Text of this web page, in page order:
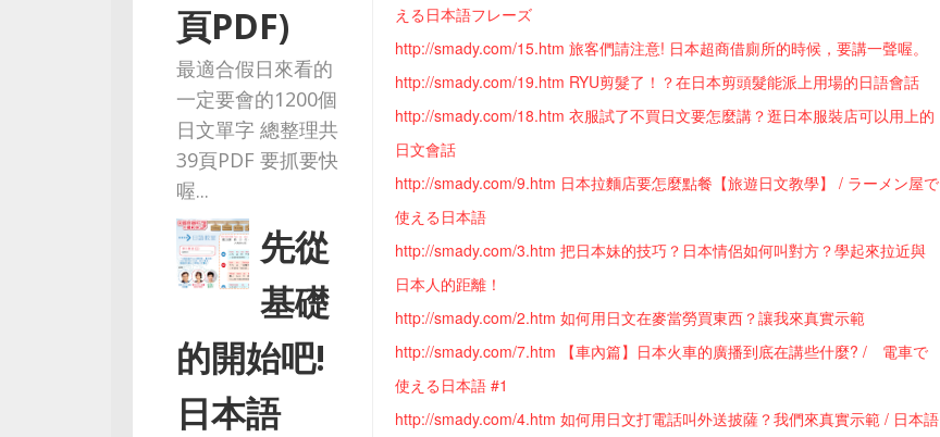
頁PDF)
最適合假日來看的
一定要會的1200個
日文單字 總整理共
39頁PDF 要抓要快
喔...
先從
基礎
的開始吧!
日本語
える日本語フレーズ
http://smady.com/15.htm 旅客們請注意! 日本超商借廁所的時候，要講一聲喔。
http://smady.com/19.htm RYU剪髮了！？在日本剪頭髮能派上用場的日語會話
http://smady.com/18.htm 衣服試了不買日文要怎麼講？逛日本服裝店可以用上的
日文會話
http://smady.com/9.htm 日本拉麵店要怎麼點餐【旅遊日文教學】 / ラーメン屋で
使える日本語
http://smady.com/3.htm 把日本妹的技巧？日本情侶如何叫對方？學起來拉近與
日本人的距離！
http://smady.com/2.htm 如何用日文在麥當勞買東西？讓我來真實示範
http://smady.com/7.htm 【車內篇】日本火車的廣播到底在講些什麼? / 電車で
使える日本語 #1
http://smady.com/4.htm 如何用日文打電話叫外送披薩？我們來真實示範 / 日本語